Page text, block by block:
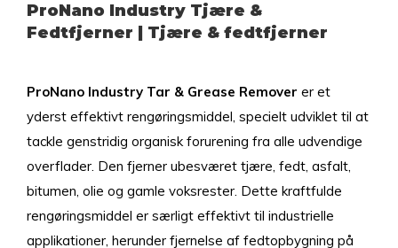
ProNano Industry Tjære &
Fedtfjerner | Tjære & fedtfjerner
ProNano Industry Tar & Grease Remover er et
yderst effektivt rengøringsmiddel, specielt udviklet til at
tackle genstridig organisk forurening fra alle udvendige
overflader. Den fjerner ubesværet tjære, fedt, asfalt,
bitumen, olie og gamle voksrester. Dette kraftfulde
rengøringsmiddel er særligt effektivt til industrielle
applikationer, herunder fjernelse af fedtopbygning på